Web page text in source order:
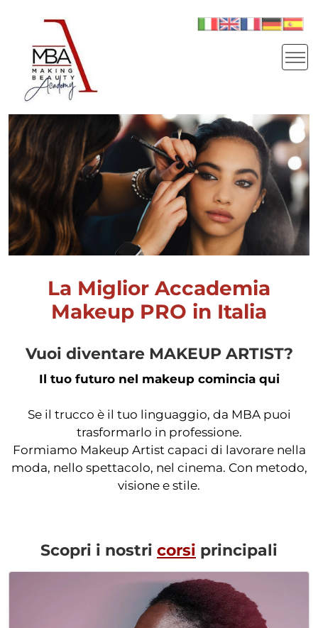
La Miglior Accademia
Makeup PRO in Italia
Vuoi diventare MAKEUP ARTIST?
Il tuo futuro nel makeup comincia qui
Se il trucco è il tuo linguaggio, da MBA puoi
trasformarlo in professione.
Formiamo Makeup Artist capaci di lavorare nella
moda, nello spettacolo, nel cinema. Con metodo,
visione e stile.
Scopri i nostri corsi principali